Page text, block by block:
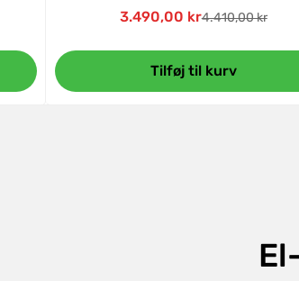
Udsalgspris
3.490,00 krNormal
4.410,00 kr
Tilføj til kurv